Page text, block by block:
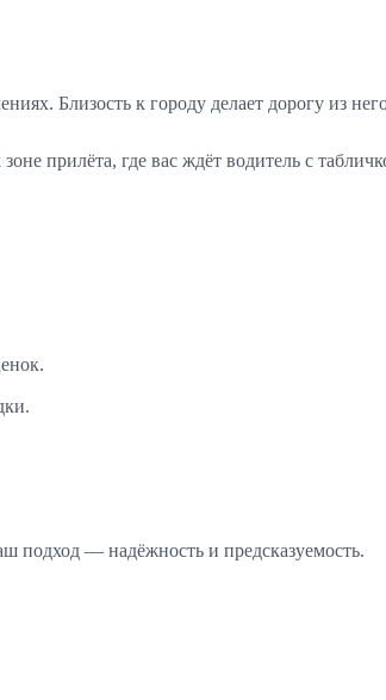
Близость к городу делает дорогу из
прилёта, где вас ждёт водитель с
подход — надёжность и предсказуемость.